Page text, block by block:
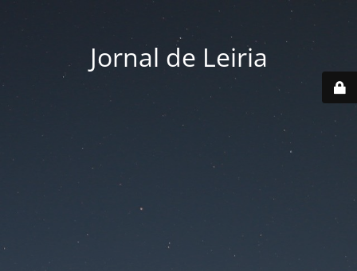
Jornal de Leiria